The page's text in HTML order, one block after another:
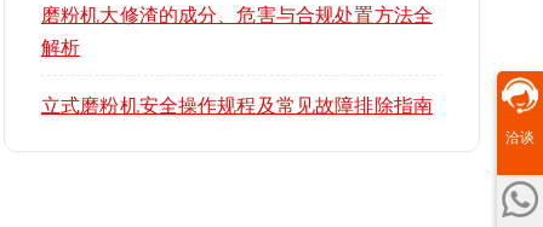
磨粉机大修渣的成分、危害与合规处置方法全
解析
立式磨粉机安全操作规程及常见故障排除指南
洽谈